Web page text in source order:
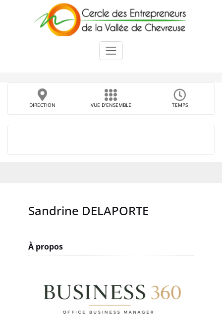
DIRECTION VUE D'ENSEMBLE TEMPS
Sandrine DELAPORTE
À propos